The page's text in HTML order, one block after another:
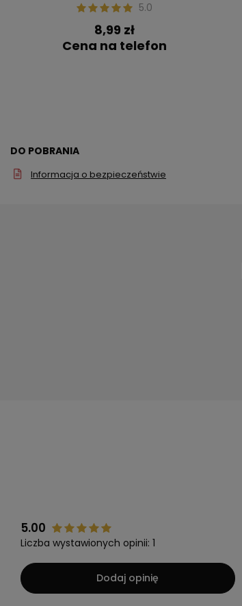
5.0
8,99 zł
Cena na telefon
DO POBRANIA
Informacja o bezpieczeństwie
5.00
Liczba wystawionych opinii: 1
Dodaj opinię